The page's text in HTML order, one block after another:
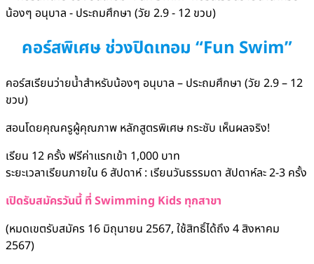
คอร์สพิเศษ ช่วงปิดเทอม “Fun Swim”
คอร์สเรียนว่ายน้ำสำหรับน้องๆ อนุบาล – ประถมศึกษา (วัย 2.9 – 12
ขวบ)
สอนโดยคุณครูผู้คุณภาพ หลักสูตรพิเศษ กระชับ เห็นผลจริง!
เรียน 12 ครั้ง ฟรีค่าแรกเข้า 1,000 บาท
ระยะเวลาเรียนภายใน 6 สัปดาห์ : เรียนวันธรรมดา สัปดาห์ละ 2-3 ครั้ง
เปิดรับสมัครวันนี้ ที่ Swimming Kids ทุกสาขา
(หมดเขตรับสมัคร 16 มิถุนายน 2567, ใช้สิทธิ์ได้ถึง 4 สิงหาคม
2567)